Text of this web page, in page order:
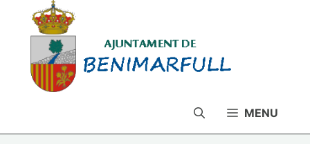
contenido
MENU